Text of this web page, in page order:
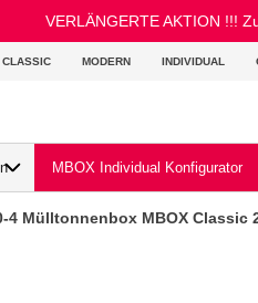
VERLÄNGERTE AKTION !!!
CLASSIC MODERN INDIVIDUAL
MBOX Individual Konfigurator
4 Mülltonnenbox MBOX Classic